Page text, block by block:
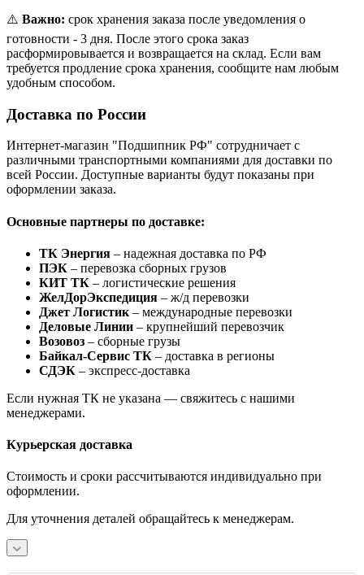
⚠️ Важно: срок хранения заказа после уведомления о
готовности - 3 дня. После этого срока заказ
расформировывается и возвращается на склад. Если вам
требуется продление срока хранения, сообщите нам любым
удобным способом.
Доставка по России
Интернет-магазин "Подшипник РФ" сотрудничает с
различными транспортными компаниями для доставки по
всей России. Доступные варианты будут показаны при
оформлении заказа.
Основные партнеры по доставке:
ТК Энергия – надежная доставка по РФ
ПЭК – перевозка сборных грузов
КИТ ТК – логистические решения
ЖелДорЭкспедиция – ж/д перевозки
Джет Логистик – международные перевозки
Деловые Линии – крупнейший перевозчик
Возовоз – сборные грузы
Байкал-Сервис ТК – доставка в регионы
СДЭК – экспресс-доставка
Если нужная ТК не указана — свяжитесь с нашими
менеджерами.
Курьерская доставка
Стоимость и сроки рассчитываются индивидуально при
оформлении.
Для уточнения деталей обращайтесь к менеджерам.